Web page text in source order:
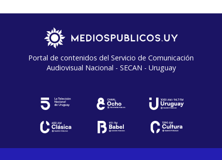
Portal de contenidos del Servicio de Comunicación
Audiovisual Nacional - SECAN - Uruguay